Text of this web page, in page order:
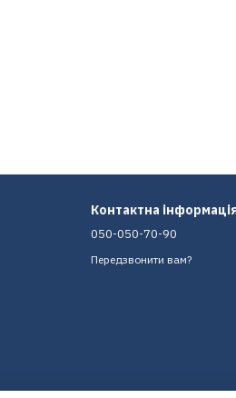
Контактна
050-050-70-90
Передзвонити вам?